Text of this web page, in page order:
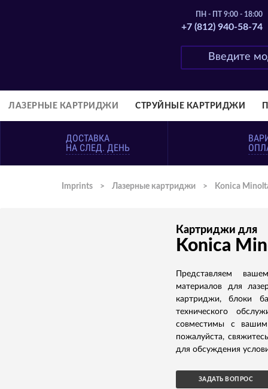
ПН - ПТ 9:00 - 18:00
+7 (812) 940-58-74
ЛАЗЕРНЫЕ КАРТРИДЖИ СТРУЙНЫЕ КАРТРИДЖИ
ДОСТАВКА
НА СЛЕД. ДЕНЬ
Imprints > Лазерные картриджи > Konica
Картриджи для
Konica
Представляем
материалов для
картриджи, блоки
технического
совместимы с
пожалуйста,
для обсуждения
ЗАДАТЬ ВОПРОС